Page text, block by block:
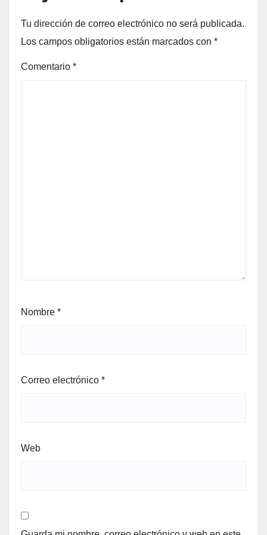
Tu dirección de correo electrónico no será publicada.
Los campos obligatorios están marcados con *
Comentario *
Nombre *
Correo electrónico *
Web